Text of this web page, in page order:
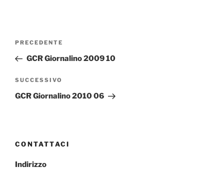
Navigazione
Articolo
precedente:
PRECEDENTE
GCR Giornalino 2009 10
Articolo
successivo
SUCCESSIVO
GCR Giornalino 2010 06
CONTATTACI
Indirizzo